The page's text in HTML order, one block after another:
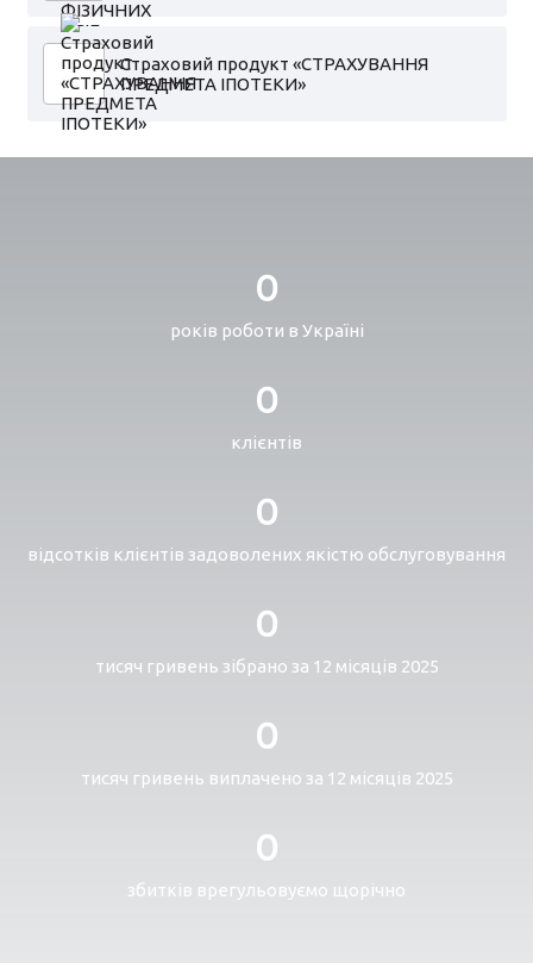
Страховий продукт «СТРАХУВАННЯ
ПРЕДМЕТА ІПОТЕКИ»
0
років роботи в Україні
0
клієнтів
0
відсотків клієнтів задоволених якістю обслуговування
0
тисяч гривень зібрано за 12 місяців 2025
0
тисяч гривень виплачено за 12 місяців 2025
0
збитків врегульовуємо щорічно